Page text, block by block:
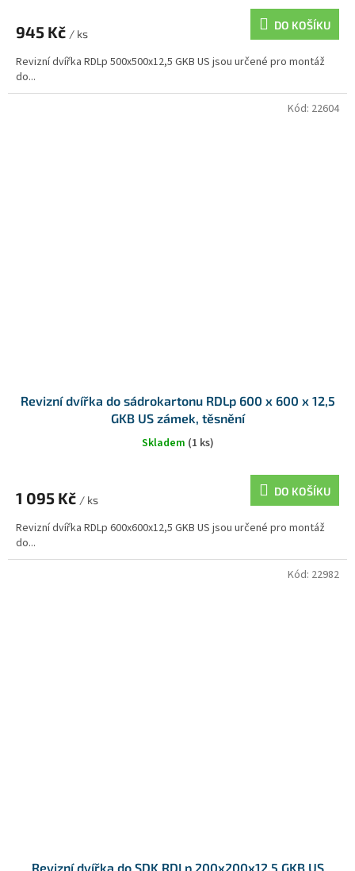
945 Kč / ks
DO KOŠÍKU
Revizní dvířka RDLp 500x500x12,5 GKB US jsou určené pro montáž
do...
Revizní dvířka do sádrokartonu RDLp 600 x 600 x 12,5
GKB US zámek, těsnění
Skladem (1 ks)
1 095 Kč / ks
DO KOŠÍKU
Revizní dvířka RDLp 600x600x12,5 GKB US jsou určené pro montáž
do...
Kód: 22604
Revizní dvířka do SDK RDLp 200x200x12,5 GKB US
Kód: 22982